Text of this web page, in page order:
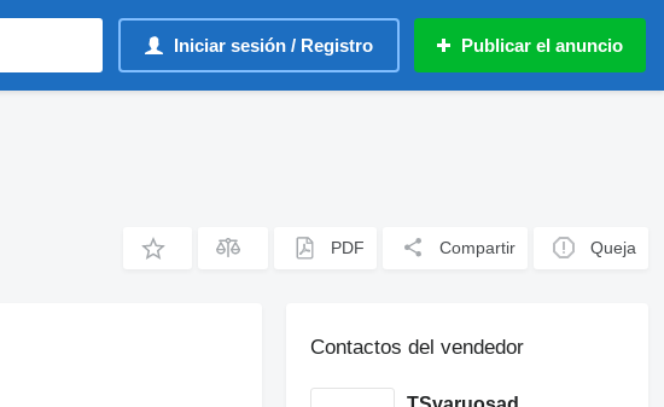
Iniciar sesión / Registro Publicar el anuncio
PDF Compartir Queja
Contactos del vendedor